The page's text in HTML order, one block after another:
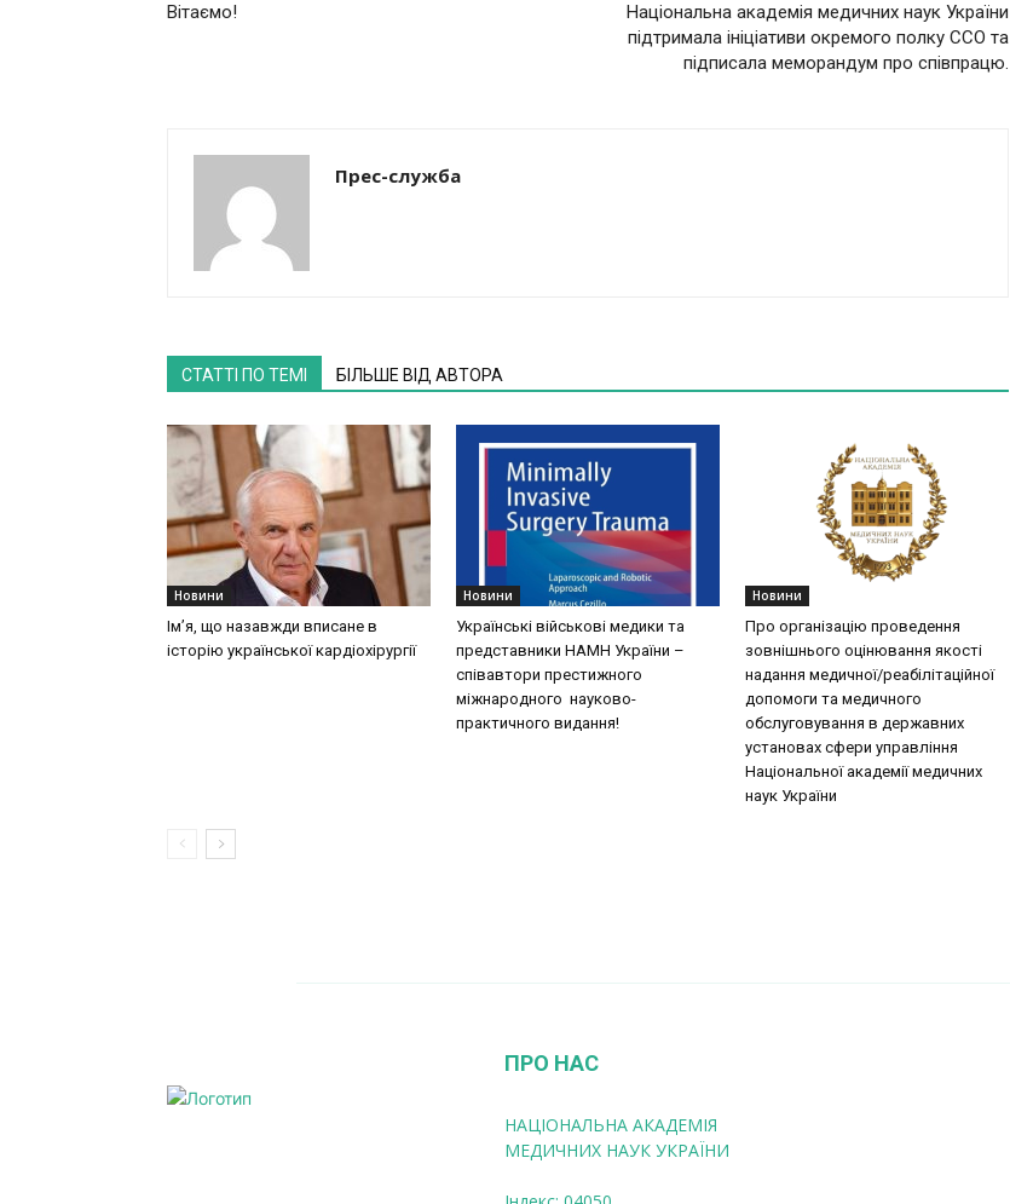
Вітаємо!
Національна академія медичних наук України
підтримала ініціативи окремого полку ССО та
підписала меморандум про співпрацю.
Прес-служба
СТАТТІ ПО ТЕМІ БІЛЬШЕ ВІД АВТОРА
Новини
Ім’я, що назавжди вписане в
історію української кардіохірургії
Новини
Українські військові медики та
представники НАМН України –
співавтори престижного
міжнародного науково-
практичного видання!
Новини
Про організацію проведення
зовнішнього оцінювання якості
надання медичної/реабілітаційної
допомоги та медичного
обслуговування в державних
установах сфери управління
Національної академії медичних
наук України
ПРО НАС
НАЦІОНАЛЬНА АКАДЕМІЯ
МЕДИЧНИХ НАУК УКРАЇНИ